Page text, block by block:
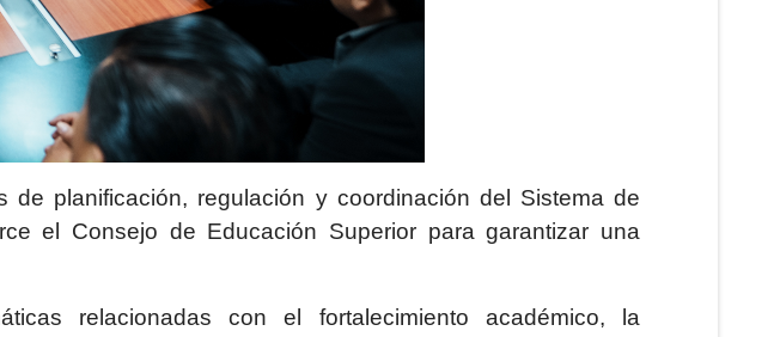
planificación, regulación y coordinación del Sistema de
el Consejo de Educación Superior para garantizar una
relacionadas con el fortalecimiento académico, la